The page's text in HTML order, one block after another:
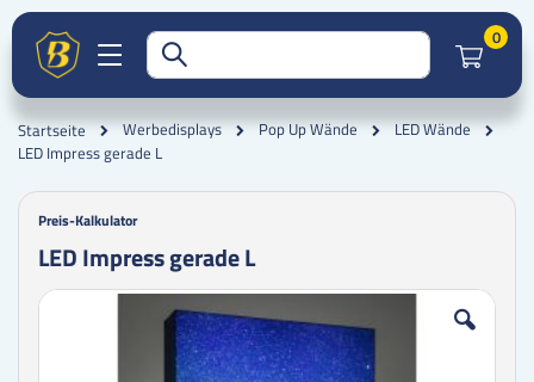
0
Startseite Werbedisplays Pop Up Wände
LED Wände
LED Impress gerade L
Preis-Kalkulator
LED Impress gerade L
Zum
Zum